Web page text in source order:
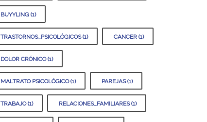
BUYYLING (1)
TRASTORNOS_PSICOLÓGICOS (1) CANCER (1)
DOLOR CRÓNICO (1)
MALTRATO PSICOLÓGICO (1) PAREJAS (1)
TRABAJO (1) RELACIONES_FAMILIARES (1)